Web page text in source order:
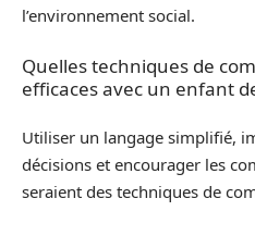
l’environnement social.
Quelles techniques de
efficaces avec un enfant
Utiliser un langage simplifié,
décisions et encourager les
seraient des techniques de